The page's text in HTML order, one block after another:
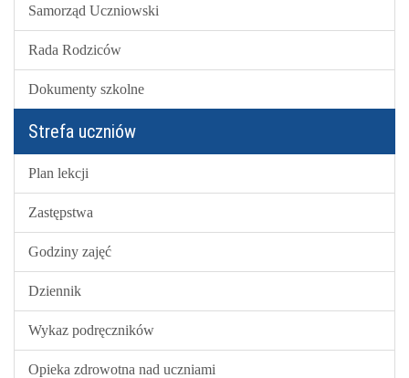
Samorząd Uczniowski
Rada Rodziców
Dokumenty szkolne
Strefa uczniów
Plan lekcji
Zastępstwa
Godziny zajęć
Dziennik
Wykaz podręczników
Opieka zdrowotna nad uczniami